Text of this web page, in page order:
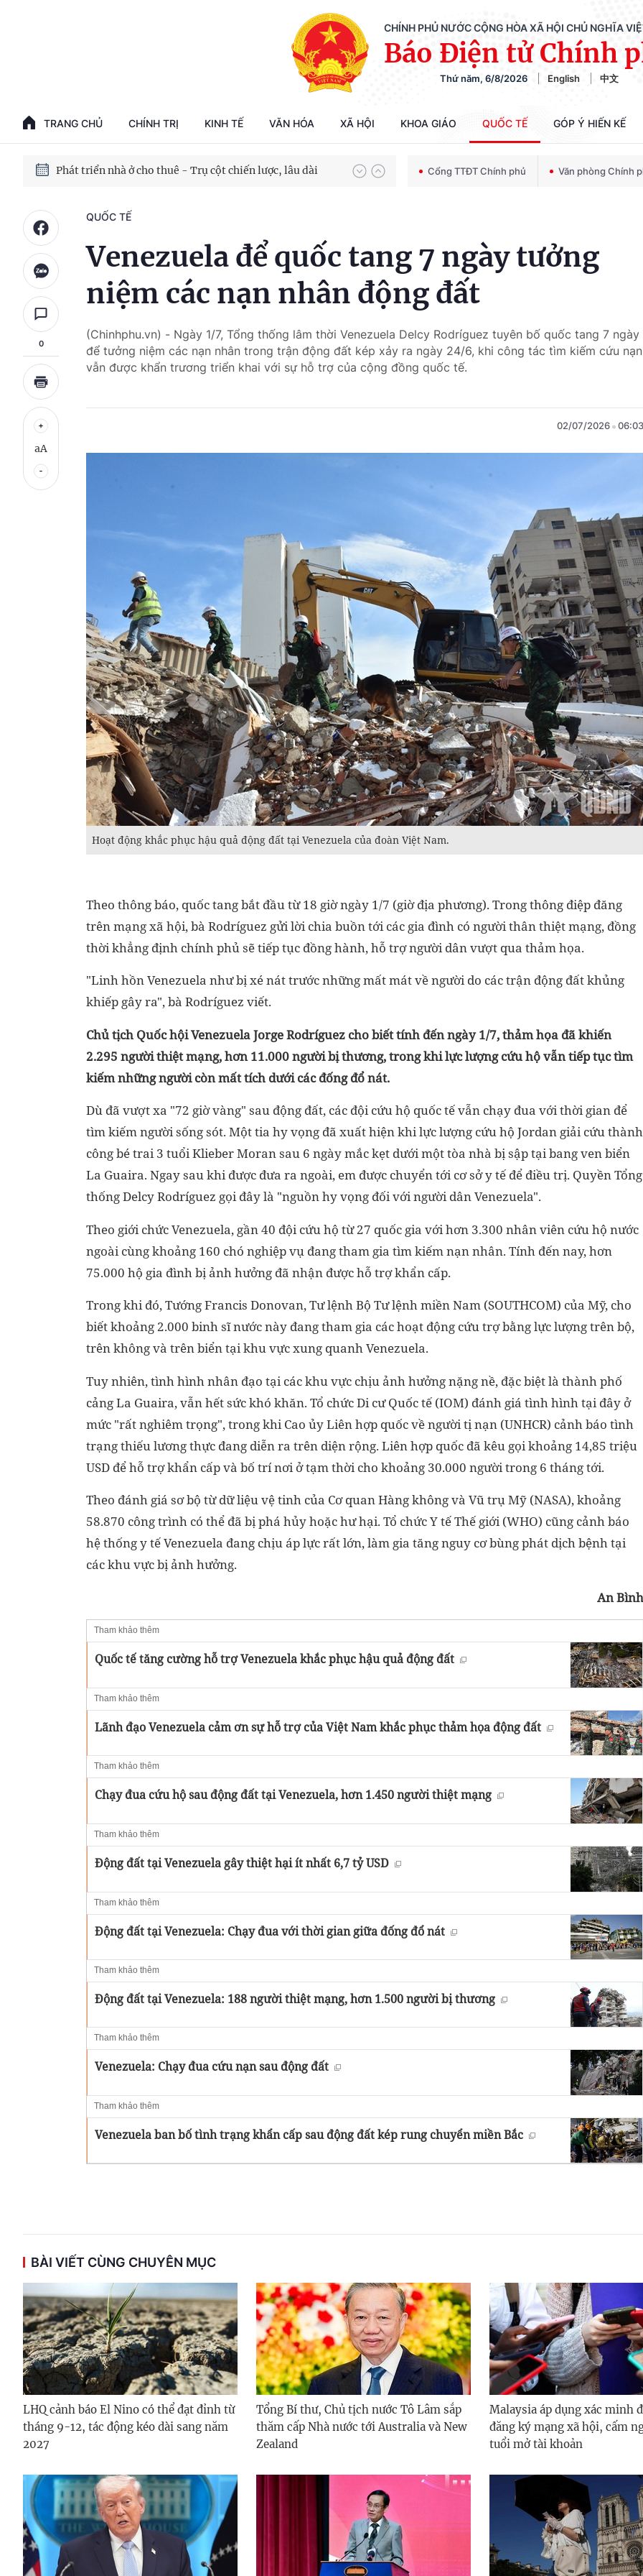
CHÍNH PHỦ NƯỚC CỘNG HÒA XÃ HỘI CHỦ NGHĨA
Báo Điện tử Chính
Thứ năm, 6/8/2026 English 中文
TRANG CHỦ CHÍNH TRỊ KINH TẾ VĂN HÓA XÃ HỘI KHOA GIÁO QUỐC TẾ GÓP Ý HIẾN KẾ
Phát triển kinh tế nhà nước trong kỷ nguyên mới
Chiến dịch 500 ngày đêm tìm kiếm, quy tập và xác định danh tính hài cốt liệt sĩ
Bảo vệ nền tảng tư tưởng của Đảng trong kỷ nguyên phát triển mới
Phát triển nhà ở cho thuê - Trụ cột chiến lược, lâu dài Cổng TTĐT Chính phủ Văn phòng Chính
0
aA
QUỐC TẾ
Venezuela để quốc tang 7 ngày tưởng
niệm các nạn nhân động đất
(Chinhphu.vn) - Ngày 1/7, Tổng thống lâm thời Venezuela Delcy Rodríguez tuyên bố quốc tang 7 ngày
để tưởng niệm các nạn nhân trong trận động đất kép xảy ra ngày 24/6, khi công tác tìm kiếm cứu nạn
vẫn được khẩn trương triển khai với sự hỗ trợ của cộng đồng quốc tế.
02/07/2026 06:03
Hoạt động khắc phục hậu quả động đất tại Venezuela của đoàn Việt Nam.
Theo thông báo, quốc tang bắt đầu từ 18 giờ ngày 1/7 (giờ địa phương). Trong thông điệp đăng
trên mạng xã hội, bà Rodríguez gửi lời chia buồn tới các gia đình có người thân thiệt mạng, đồng
thời khẳng định chính phủ sẽ tiếp tục đồng hành, hỗ trợ người dân vượt qua thảm họa.
"Linh hồn Venezuela như bị xé nát trước những mất mát về người do các trận động đất khủng
khiếp gây ra", bà Rodríguez viết.
Chủ tịch Quốc hội Venezuela Jorge Rodríguez cho biết tính đến ngày 1/7, thảm họa đã khiến
2.295 người thiệt mạng, hơn 11.000 người bị thương, trong khi lực lượng cứu hộ vẫn tiếp tục tìm
kiếm những người còn mất tích dưới các đống đổ nát.
Dù đã vượt xa "72 giờ vàng" sau động đất, các đội cứu hộ quốc tế vẫn chạy đua với thời gian để
tìm kiếm người sống sót. Một tia hy vọng đã xuất hiện khi lực lượng cứu hộ Jordan giải cứu thành
công bé trai 3 tuổi Klieber Moran sau 6 ngày mắc kẹt dưới một tòa nhà bị sập tại bang ven biển
La Guaira. Ngay sau khi được đưa ra ngoài, em được chuyển tới cơ sở y tế để điều trị. Quyền Tổng
thống Delcy Rodríguez gọi đây là "nguồn hy vọng đối với người dân Venezuela".
Theo giới chức Venezuela, gần 40 đội cứu hộ từ 27 quốc gia với hơn 3.300 nhân viên cứu hộ nước
ngoài cùng khoảng 160 chó nghiệp vụ đang tham gia tìm kiếm nạn nhân. Tính đến nay, hơn
75.000 hộ gia đình bị ảnh hưởng đã nhận được hỗ trợ khẩn cấp.
Trong khi đó, Tướng Francis Donovan, Tư lệnh Bộ Tư lệnh miền Nam (SOUTHCOM) của Mỹ, cho
biết khoảng 2.000 binh sĩ nước này đang tham gia các hoạt động cứu trợ bằng lực lượng trên bộ,
trên không và trên biển tại khu vực xung quanh Venezuela.
Tuy nhiên, tình hình nhân đạo tại các khu vực chịu ảnh hưởng nặng nề, đặc biệt là thành phố
cảng La Guaira, vẫn hết sức khó khăn. Tổ chức Di cư Quốc tế (IOM) đánh giá tình hình tại đây ở
mức "rất nghiêm trọng", trong khi Cao ủy Liên hợp quốc về người tị nạn (UNHCR) cảnh báo tình
trạng thiếu lương thực đang diễn ra trên diện rộng. Liên hợp quốc đã kêu gọi khoảng 14,85 triệu
USD để hỗ trợ khẩn cấp và bố trí nơi ở tạm thời cho khoảng 30.000 người trong 6 tháng tới.
Theo đánh giá sơ bộ từ dữ liệu vệ tinh của Cơ quan Hàng không và Vũ trụ Mỹ (NASA), khoảng
58.870 công trình có thể đã bị phá hủy hoặc hư hại. Tổ chức Y tế Thế giới (WHO) cũng cảnh báo
hệ thống y tế Venezuela đang chịu áp lực rất lớn, làm gia tăng nguy cơ bùng phát dịch bệnh tại
các khu vực bị ảnh hưởng.
An Bình
Tham khảo thêm
Quốc tế tăng cường hỗ trợ Venezuela khắc phục hậu quả động đất
Tham khảo thêm
Lãnh đạo Venezuela cảm ơn sự hỗ trợ của Việt Nam khắc phục thảm họa động đất
Tham khảo thêm
Chạy đua cứu hộ sau động đất tại Venezuela, hơn 1.450 người thiệt mạng
Tham khảo thêm
Động đất tại Venezuela gây thiệt hại ít nhất 6,7 tỷ USD
Tham khảo thêm
Động đất tại Venezuela: Chạy đua với thời gian giữa đống đổ nát
Tham khảo thêm
Động đất tại Venezuela: 188 người thiệt mạng, hơn 1.500 người bị thương
Tham khảo thêm
Venezuela: Chạy đua cứu nạn sau động đất
Tham khảo thêm
Venezuela ban bố tình trạng khẩn cấp sau động đất kép rung chuyển miền Bắc
BÀI VIẾT CÙNG CHUYÊN MỤC
LHQ cảnh báo El Nino có thể đạt đỉnh từ
tháng 9-12, tác động kéo dài sang năm
2027
Tổng Bí thư, Chủ tịch nước Tô Lâm sắp
thăm cấp Nhà nước tới Australia và New
Zealand
Malaysia áp dụng xác minh
đăng ký mạng xã hội, cấm
tuổi mở tài khoản